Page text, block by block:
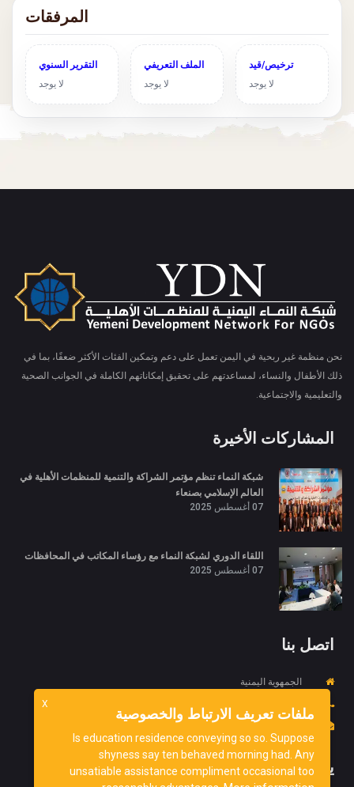
المرفقات
ترخيص/قيد
لا يوجد
الملف التعريفي
لا يوجد
التقرير السنوي
لا يوجد
نحن منظمة غير ربحية في اليمن تعمل على دعم وتمكين الفئات الأكثر ضعفًا، بما في
ذلك الأطفال والنساء، لمساعدتهم على تحقيق إمكاناتهم الكاملة في الجوانب الصحية
والتعليمية والاجتماعية.
المشاركات الأخيرة
شبكة النماء تنظم مؤتمر الشراكة والتنمية للمنظمات الأهلية في
العالم الإسلامي بصنعاء
07 أغسطس 2025
اللقاء الدوري لشبكة النماء مع رؤساء المكاتب في المحافظات
07 أغسطس 2025
اتصل بنا
الجمهوية اليمنية
info@ydnorg.org
يشترك
X ملفات تعريف الارتباط والخصوصية
Is education residence conveying so so. Suppose
shyness say ten behaved morning had. Any
unsatiable assistance compliment occasional too